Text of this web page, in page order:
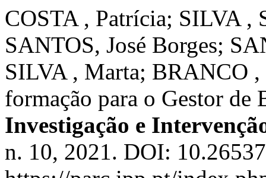
COSTA , Patrícia; SILVA ,
SANTOS, José Borges;
SILVA , Marta; BRANCO
formação para o Gestor de
Investigação e
n. 10, 2021. DOI: